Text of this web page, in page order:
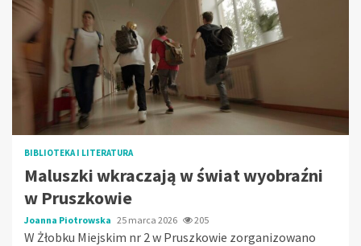
BIBLIOTEKA I LITERATURA
Maluszki wkraczają w świat wyobraźni
w Pruszkowie
Joanna Piotrowska 25 marca 2026 205
W Żłobku Miejskim nr 2 w Pruszkowie zorganizowano